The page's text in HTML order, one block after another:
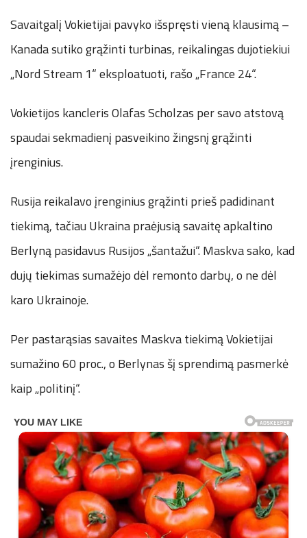
Savaitgalį Vokietijai pavyko išspręsti vieną klausimą –
Kanada sutiko grąžinti turbinas, reikalingas dujotiekiui
„Nord Stream 1“ eksploatuoti, rašo „France 24“.
Vokietijos kancleris Olafas Scholzas per savo atstovą
spaudai sekmadienį pasveikino žingsnį grąžinti
įrenginius.
Rusija reikalavo įrenginius grąžinti prieš padidinant
tiekimą, tačiau Ukraina praėjusią savaitę apkaltino
Berlyną pasidavus Rusijos „šantažui“. Maskva sako, kad
dujų tiekimas sumažėjo dėl remonto darbų, o ne dėl
karo Ukrainoje.
Per pastarąsias savaites Maskva tiekimą Vokietijai
sumažino 60 proc., o Berlynas šį sprendimą pasmerkė
kaip „politinį“.